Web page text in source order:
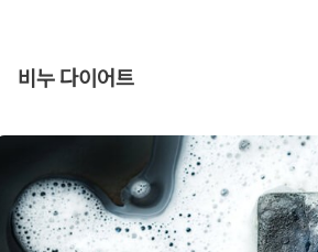
비누 다이어트